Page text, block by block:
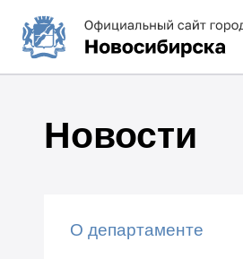
Новости
О департаменте